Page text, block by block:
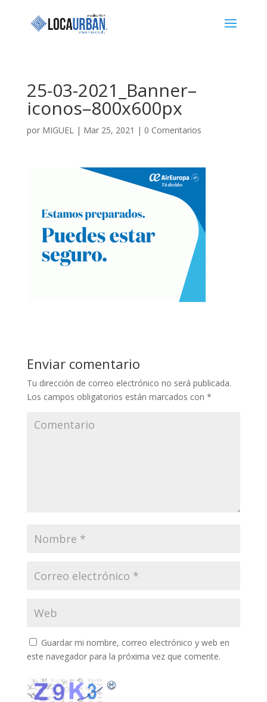
25-03-2021_Banner–
iconos–800x600px
por MIGUEL| Mar 25, 2021 | 0 Comentarios
Enviar comentario
Tu dirección de correo electrónico no será publicada.
Los campos obligatorios están marcados con *
Guardar mi nombre, correo electrónico y web en
este navegador para la próxima vez que comente.